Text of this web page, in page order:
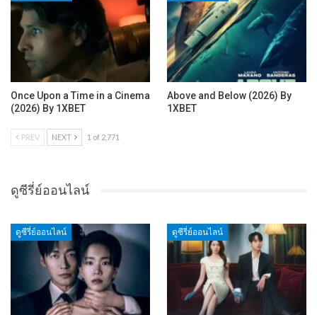
Once Upon a Time in a Cinema
(2026) By 1XBET
Above and Below (2026) By
1XBET
PREV NEXT 1 of 2,771
ดูซีรี่ย์ออนไลน์
ดูซีรี่ย์ออนไลน์ ดูซีรี่ย์ออนไลน์